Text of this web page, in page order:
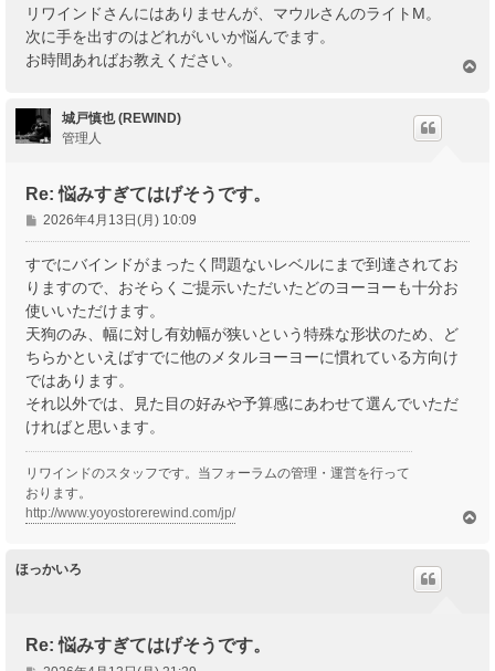
リワインドさんにはありませんが、マウルさんのライトM。
次に手を出すのはどれがいいか悩んでます。
お時間あればお教えください。
城戸慎也 (REWIND)
管理人
Re: 悩みすぎてはげそうです。
投
稿
記
事
2026年4月13日(月) 10:09
すでにバインドがまったく問題ないレベルにまで到達されてお
りますので、おそらくご提示いただいたどのヨーヨーも十分お
使いいただけます。
天狗のみ、幅に対し有効幅が狭いという特殊な形状のため、ど
ちらかといえばすでに他のメタルヨーヨーに慣れている方向け
ではあります。
それ以外では、見た目の好みや予算感にあわせて選んでいただ
ければと思います。
リワインドのスタッフです。当フォーラムの管理・運営を行って
おります。
http://www.yoyostorerewind.com/jp/
ほっかいろ
Re: 悩みすぎてはげそうです。